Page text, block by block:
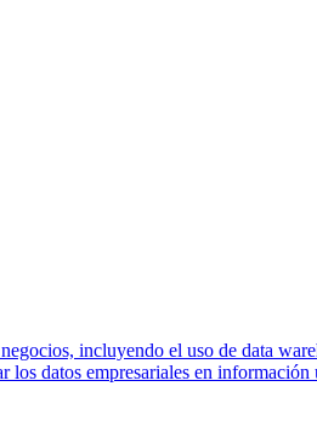
incluyendo el uso de data
datos empresariales en